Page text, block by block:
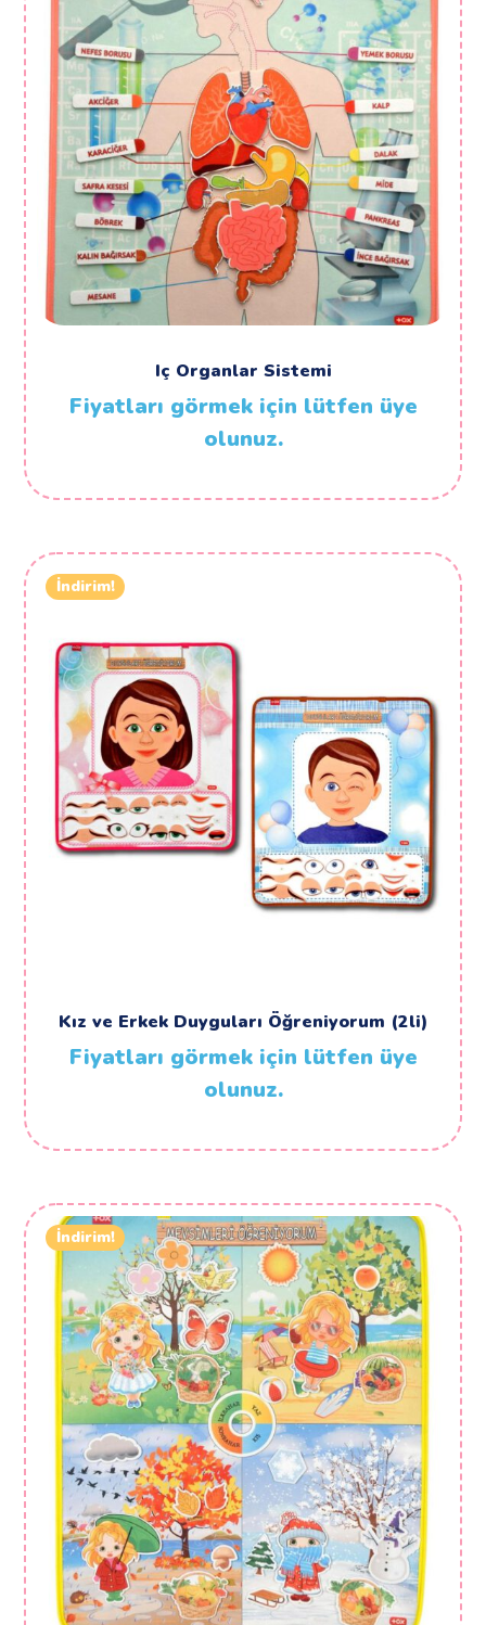
Iç Organlar Sistemi
Fiyatları görmek için lütfen üye
olunuz.
İndirim!
Kız ve Erkek Duyguları Öğreniyorum (2li)
Fiyatları görmek için lütfen üye
olunuz.
İndirim!